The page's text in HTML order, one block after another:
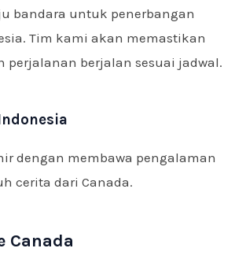
bandara untuk penerbangan
Tim kami akan memastikan
perjalanan berjalan sesuai jadwal.
dengan membawa pengalaman
cerita dari Canada.
Canada